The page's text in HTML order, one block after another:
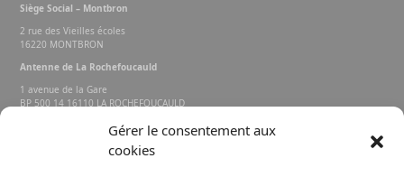
Gérer le consentement aux
cookies
Siège Social – Montbron
2 rue des Vieilles écoles
16220 MONTBRON
Antenne de La Rochefoucauld
1 avenue de la Gare
BP 500 14 16110 LA ROCHEFOUCAULD